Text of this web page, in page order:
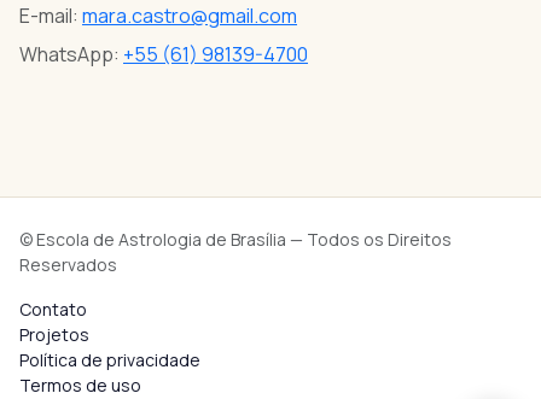
E-mail: mara.castro@gmail.com
WhatsApp: +55 (61) 98139-4700
© Escola de Astrologia de Brasília — Todos os Direitos
Reservados
Contato
Projetos
Política de privacidade
Termos de uso